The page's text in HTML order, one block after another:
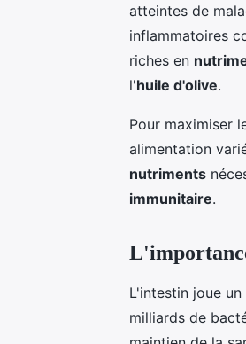
atteintes de
inflammatoires
riches en
l'huile d'olive.
Pour maximiser
alimentation
nutriments
immunitaire.
L'intestin joue
milliards de